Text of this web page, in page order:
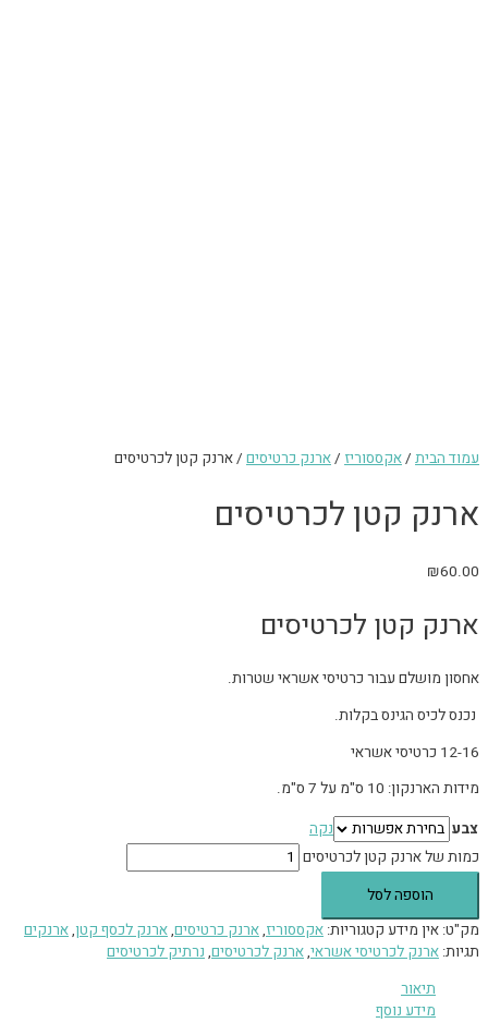
עמוד הבית /אקססוריז /ארנק כרטיסים / ארנק קטן לכרטיסים
ארנק קטן לכרטיסים
₪60.00
ארנק קטן לכרטיסים
אחסון מושלם עבור כרטיסי אשראי שטרות.
נכנס לכיס הגינס בקלות.
12-16 כרטיסי אשראי
מידות הארנקון: 10 ס"מ על 7 ס"מ.
צבע
נקה
כמות של ארנק קטן לכרטיסים
הוספה לסל
מק"ט: אין מידע קטגוריות: אקססוריז,ארנק כרטיסים,ארנק לכסף קטן,ארנקים
תגיות: ארנק לכרטיסי אשראי,ארנק לכרטיסים, נרתיק לכרטיסים
תיאור
מידע נוסף